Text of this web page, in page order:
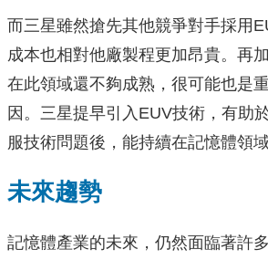
而三星雖然搶先其他競爭對手採用
成本也相對他廠製程更加昂貴。再
在此領域還不夠成熟，很可能也是
因。三星提早引入EUV技術，有助
服技術問題後，能持續在記憶體領
未來趨勢
記憶體產業的未來，仍然面臨著許